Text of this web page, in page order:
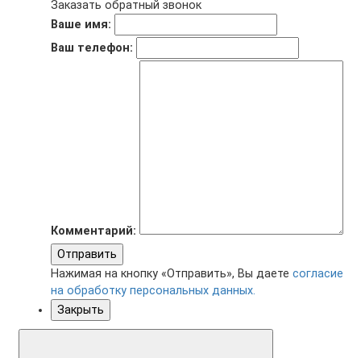
Заказать обратный звонок
Ваше имя:
Ваш телефон:
Комментарий:
Отправить
Нажимая на кнопку «Отправить», Вы даете согласие
на обработку персональных данных.
Закрыть